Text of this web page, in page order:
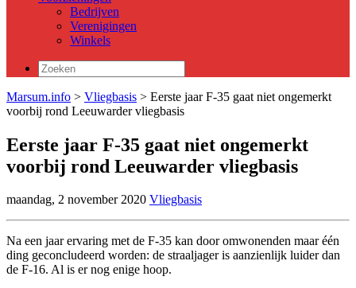
Bedrijven
Verenigingen
Winkels
Zoeken
naar:
Marsum.info > Vliegbasis > Eerste jaar F-35 gaat niet ongemerkt
voorbij rond Leeuwarder vliegbasis
Eerste jaar F-35 gaat niet ongemerkt
voorbij rond Leeuwarder vliegbasis
maandag, 2 november 2020 Vliegbasis
Na een jaar ervaring met de F-35 kan door omwonenden maar één
ding geconcludeerd worden: de straaljager is aanzienlijk luider dan
de F-16. Al is er nog enige hoop.